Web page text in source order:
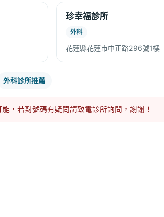
珍幸福診所
外科
花蓮縣花蓮市中正路296號1樓
外科診所推薦
，若對號碼有疑問請致電診所詢問，謝謝！